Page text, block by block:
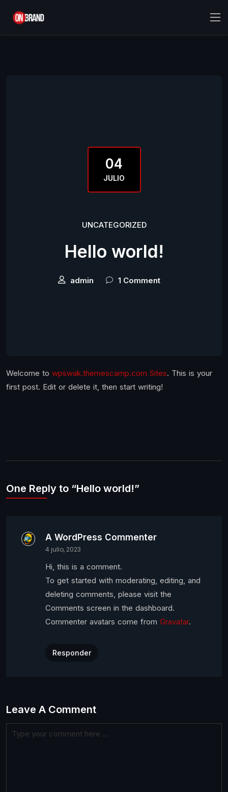
04
JULIO
UNCATEGORIZED
Hello world!
admin 1 Comment
Welcome to wpswak.themescamp.com Sites. This is your
first post. Edit or delete it, then start writing!
One Reply to “Hello world!”
A WordPress Commenter
4 julio, 2023
Hi, this is a comment.
To get started with moderating, editing, and
deleting comments, please visit the
Comments screen in the dashboard.
Commenter avatars come fromGravatar.
Responder
Leave A Comment